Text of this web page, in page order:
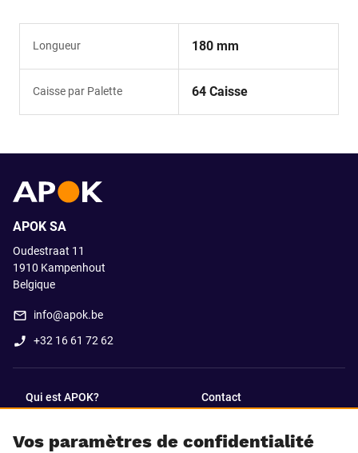
Longueur 180 mm
Caisse par Palette 64 Caisse
Vos paramètres de confidentialité
APOK SA
Oudestraat 11
1910 Kampenhout
Belgique
info@apok.be
+32 16 61 72 62
Qui est APOK? Contact